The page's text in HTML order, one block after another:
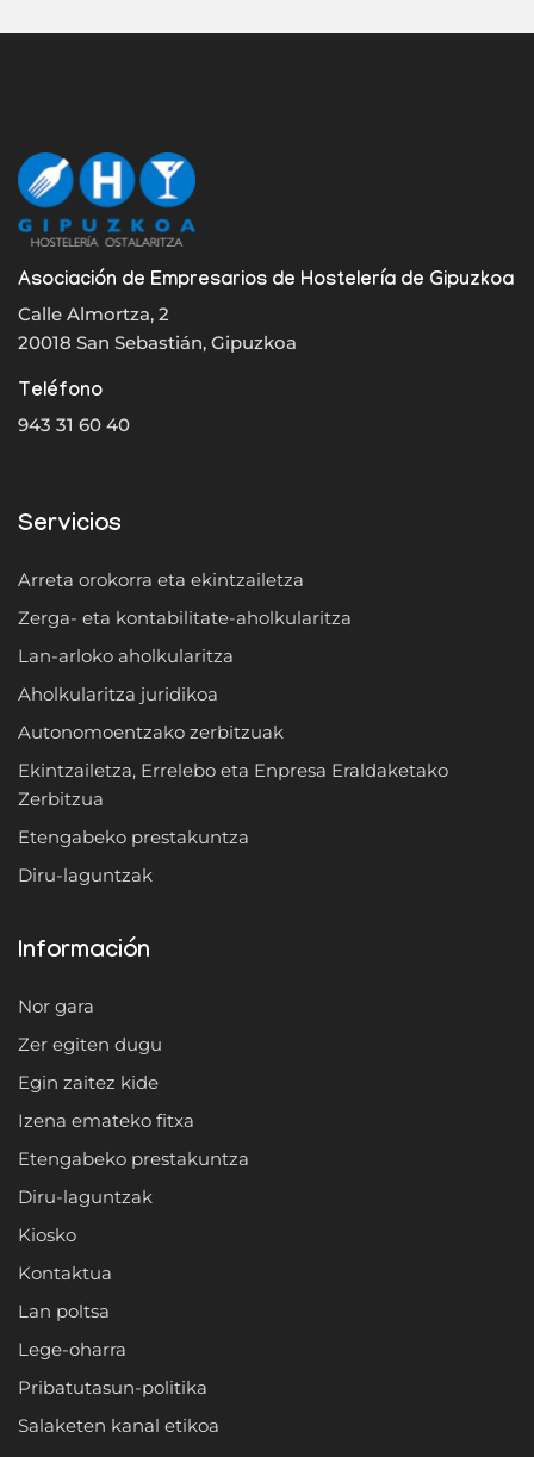
Asociación de Empresarios de Hostelería de Gipuzkoa
Calle Almortza, 2
20018 San Sebastián, Gipuzkoa
Teléfono
943 31 60 40
Servicios
Arreta orokorra eta ekintzailetza
Zerga- eta kontabilitate-aholkularitza
Lan-arloko aholkularitza
Aholkularitza juridikoa
Autonomoentzako zerbitzuak
Ekintzailetza, Errelebo eta Enpresa Eraldaketako
Zerbitzua
Etengabeko prestakuntza
Diru-laguntzak
Información
Nor gara
Zer egiten dugu
Egin zaitez kide
Izena emateko fitxa
Etengabeko prestakuntza
Diru-laguntzak
Kiosko
Kontaktua
Lan poltsa
Lege-oharra
Pribatutasun-politika
Salaketen kanal etikoa